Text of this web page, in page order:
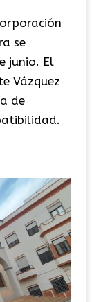
se
junio. El
Vázquez
de